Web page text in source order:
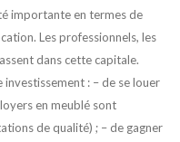
importante en termes de
Les professionnels, les
dans cette capitale.
: – de se louer
en meublé sont
de qualité) ; – de gagner